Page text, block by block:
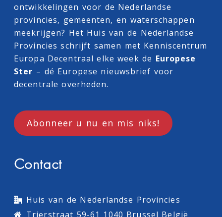
ontwikkelingen voor de Nederlandse
provincies, gemeenten, en waterschappen
meekrijgen? Het Huis van de Nederlandse
Provincies schrijft samen met Kenniscentrum
Europa Decentraal elke week de Europese
Ster – dé Europese nieuwsbrief voor
decentrale overheden.
Abonneer u nu en mis niks!
Contact
Huis van de Nederlandse Provincies
Trierstraat 59-61 1040 Brussel België